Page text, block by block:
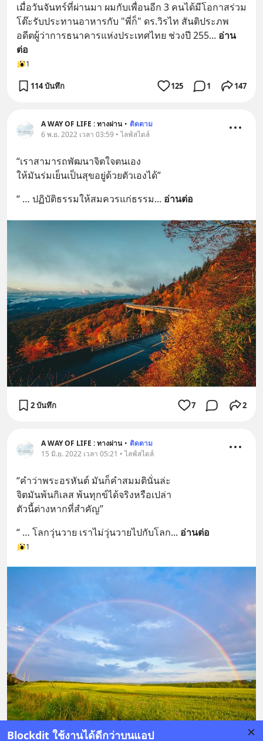
Blockdit ใช้งานได้ดีกว่าบนแอป
เมื่อวันจันทร์ที่ผ่านมา ผมกับเพื่อนอีก 3 คนได้มีโอกาสร่วม
โต๊ะรับประทานอาหารกับ "พี่ก็" ดร.วิรไท สันติประภพ
อดีตผู้ว่าการธนาคารแห่งประเทศไทย ช่วงปี 255... อ่าน
ต่อ
1
114 บันทึก 125 1 147
A WAY OF LIFE : ทางผ่าน • ติดตาม
6 พ.ย. 2022 เวลา 03:59 • ไลฟ์สไตล์
“เราสามารถพัฒนาจิตใจตนเอง
ให้มันร่มเย็นเป็นสุขอยู่ด้วยตัวเองได้”
“ … ปฏิบัติธรรมให้สมควรแก่ธรรม... อ่านต่อ
2 บันทึก 7 2
A WAY OF LIFE : ทางผ่าน • ติดตาม
15 มิ.ย. 2022 เวลา 05:21 • ไลฟ์สไตล์
“คำว่าพระอรหันต์ มันก็คำสมมตินั่นล่ะ
จิตมันพ้นกิเลส พ้นทุกข์ได้จริงหรือเปล่า
ตัวนี้ต่างหากที่สำคัญ”
“ … โลกวุ่นวาย เราไม่วุ่นวายไปกับโลก... อ่านต่อ
1